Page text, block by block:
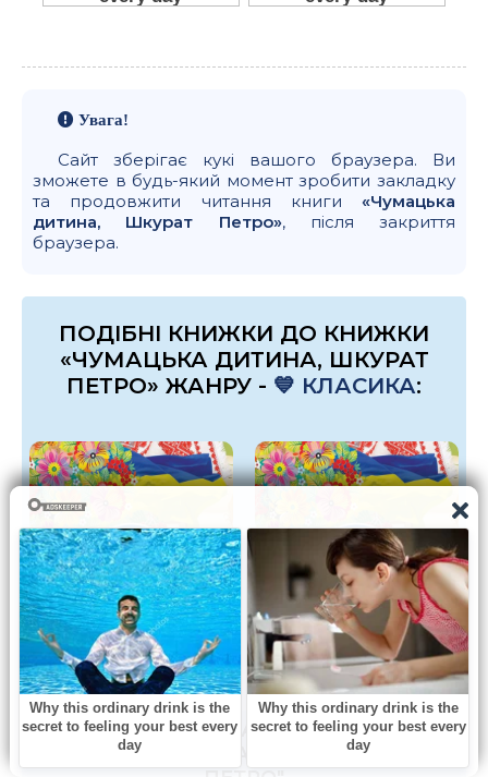
Увага!
Сайт зберігає кукі вашого браузера. Ви
зможете в будь-який момент зробити закладку
та продовжити читання книги «Чумацька
дитина, Шкурат Петро», після закриття
браузера.
ПОДІБНІ КНИЖКИ ДО КНИЖКИ
«ЧУМАЦЬКА ДИТИНА, ШКУРАТ
ПЕТРО» ЖАНРУ - 💙 КЛАСИКА:
Я матиму дитину
від дощу, Цілик
Ірина
Чи ангел принесе
мені маму?, Шкурат
Петро
КОМЕНТАРІ ТА ВІДГУКИ (0) ДО
КНИГИ "ЧУМАЦЬКА ДИТИНА, ШКУРАТ